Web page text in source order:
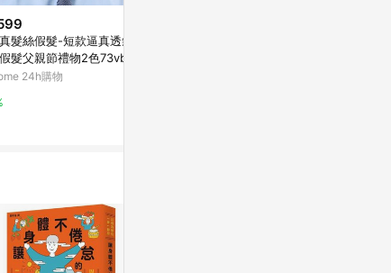
髮絲假髮-短款逼真透氣成
髮父親節禮物2色73vb2
精品】
24h購物